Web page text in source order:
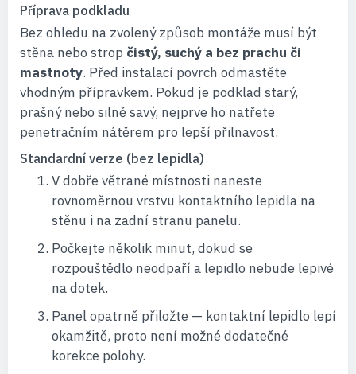
Příprava podkladu
Bez ohledu na zvolený způsob montáže musí být
stěna nebo strop čistý, suchý a bez prachu či
mastnoty. Před instalací povrch odmastěte
vhodným přípravkem. Pokud je podklad starý,
prašný nebo silně savý, nejprve ho natřete
penetračním nátěrem pro lepší přilnavost.
Standardní verze (bez lepidla)
V dobře větrané místnosti naneste
rovnoměrnou vrstvu kontaktního lepidla na
stěnu i na zadní stranu panelu.
Počkejte několik minut, dokud se
rozpouštědlo neodpaří a lepidlo nebude lepivé
na dotek.
Panel opatrně přiložte — kontaktní lepidlo lepí
okamžitě, proto není možné dodatečné
korekce polohy.